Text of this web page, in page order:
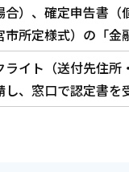
）、確定申告書（
所定様式）の「金
イト（送付先住所
、窓口で認定書を